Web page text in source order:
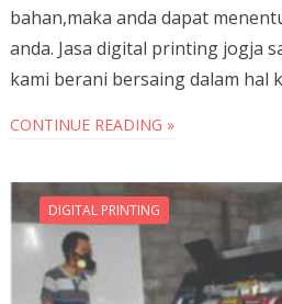
bahan,maka anda dapat
anda. Jasa digital printing jogja
kami berani bersaing dalam hal
CONTINUE READING »
DIGITAL PRINTING